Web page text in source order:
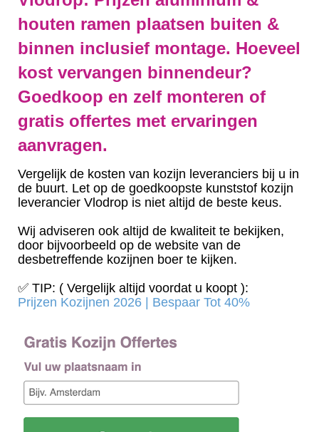
houten ramen plaatsen buiten &
binnen inclusief montage. Hoeveel
kost vervangen binnendeur?
Goedkoop en zelf monteren of
gratis offertes met ervaringen
aanvragen.
Vergelijk de kosten van kozijn leveranciers bij u in
de buurt. Let op de goedkoopste kunststof kozijn
leverancier Vlodrop is niet altijd de beste keus.
Wij adviseren ook altijd de kwaliteit te bekijken,
door bijvoorbeeld op de website van de
desbetreffende kozijnen boer te kijken.
✅ TIP: ( Vergelijk altijd voordat u koopt ):
Prijzen Kozijnen 2026 | Bespaar Tot 40%‎